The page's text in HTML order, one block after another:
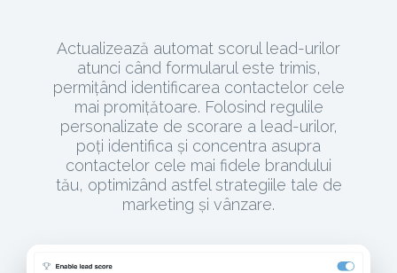
Actualizează automat scorul lead-urilor
atunci când formularul este trimis,
permițând identificarea contactelor cele
mai promițătoare. Folosind regulile
personalizate de scorare a lead-urilor,
poți identifica și concentra asupra
contactelor cele mai fidele brandului
tău, optimizând astfel strategiile tale de
marketing și vânzare.